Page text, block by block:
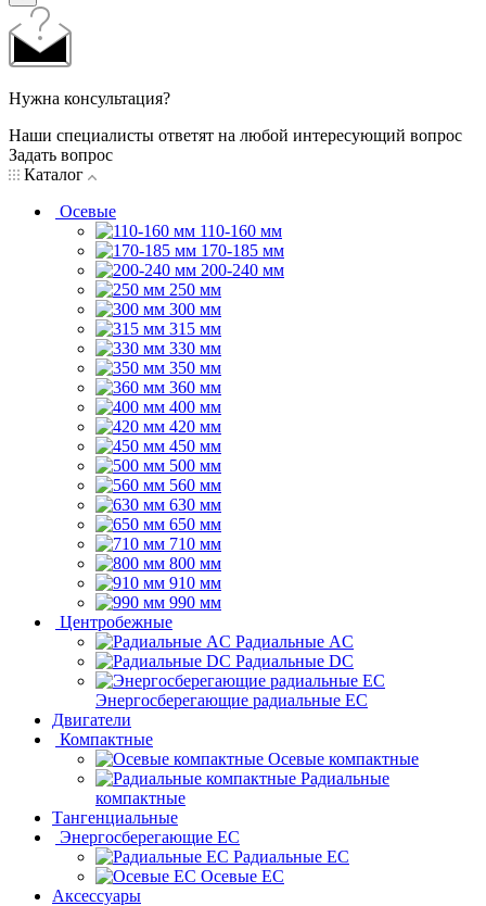
Нужна консультация?
Наши специалисты ответят на любой интересующий вопрос
Задать вопрос
Каталог
Осевые
110-160 мм
170-185 мм
200-240 мм
250 мм
300 мм
315 мм
330 мм
350 мм
360 мм
400 мм
420 мм
450 мм
500 мм
560 мм
630 мм
650 мм
710 мм
800 мм
910 мм
990 мм
Центробежные
Радиальные AC
Радиальные DC
Энергосберегающие радиальные EC
Двигатели
Компактные
Осевые компактные
Радиальные
компактные
Тангенциальные
Энергосберегающие EC
Радиальные EC
Осевые EC
Аксессуары